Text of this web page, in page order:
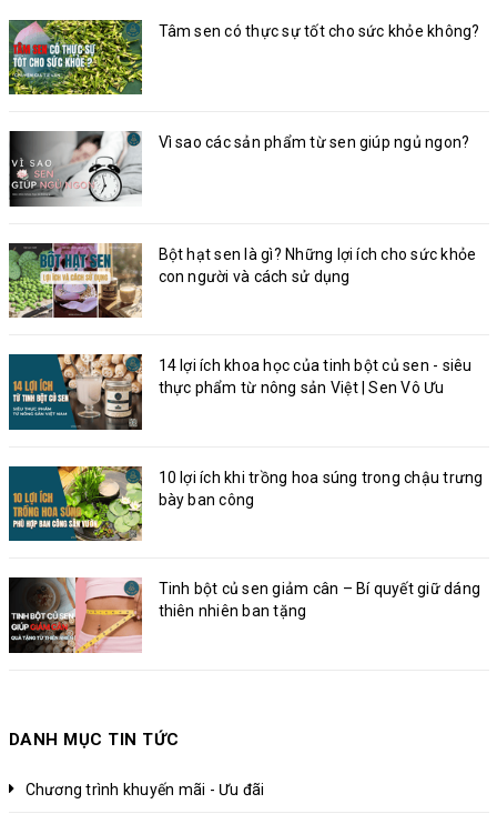
Tâm sen có thực sự tốt cho sức khỏe không?
Vì sao các sản phẩm từ sen giúp ngủ ngon?
Bột hạt sen là gì? Những lợi ích cho sức khỏe
con người và cách sử dụng
14 lợi ích khoa học của tinh bột củ sen - siêu
thực phẩm từ nông sản Việt | Sen Vô Ưu
10 lợi ích khi trồng hoa súng trong chậu trưng
bày ban công
Tinh bột củ sen giảm cân – Bí quyết giữ dáng
thiên nhiên ban tặng
DANH MỤC TIN TỨC
Chương trình khuyến mãi - Ưu đãi